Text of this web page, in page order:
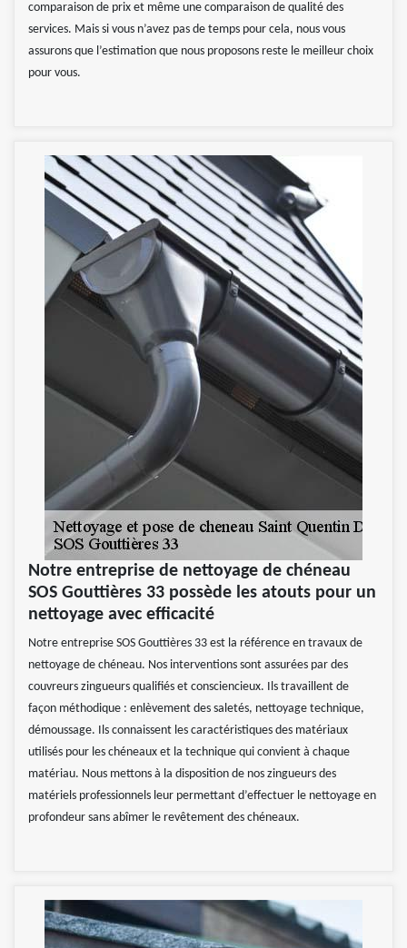
comparaison de prix et même une comparaison de qualité des
services. Mais si vous n’avez pas de temps pour cela, nous vous
assurons que l’estimation que nous proposons reste le meilleur choix
pour vous.
Notre entreprise de nettoyage de chéneau
SOS Gouttières 33 possède les atouts pour un
nettoyage avec efficacité
Notre entreprise SOS Gouttières 33 est la référence en travaux de
nettoyage de chéneau. Nos interventions sont assurées par des
couvreurs zingueurs qualifiés et consciencieux. Ils travaillent de
façon méthodique : enlèvement des saletés, nettoyage technique,
démoussage. Ils connaissent les caractéristiques des matériaux
utilisés pour les chéneaux et la technique qui convient à chaque
matériau. Nous mettons à la disposition de nos zingueurs des
matériels professionnels leur permettant d’effectuer le nettoyage en
profondeur sans abîmer le revêtement des chéneaux.